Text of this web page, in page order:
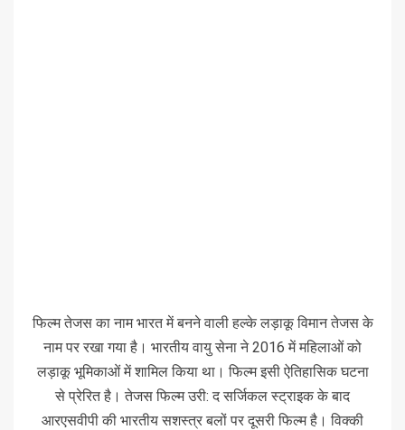
फिल्म तेजस का नाम भारत में बनने वाली हल्के लड़ाकू विमान तेजस के
नाम पर रखा गया है। भारतीय वायु सेना ने 2016 में महिलाओं को
लड़ाकू भूमिकाओं में शामिल किया था। फिल्म इसी ऐतिहासिक घटना
से प्रेरित है। तेजस फिल्म उरी: द सर्जिकल स्ट्राइक के बाद
आरएसवीपी की भारतीय सशस्त्र बलों पर दूसरी फिल्म है। विक्की